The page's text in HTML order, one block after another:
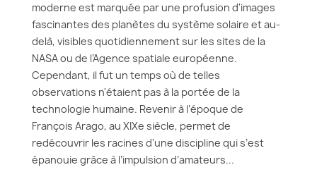
moderne est marquée par une profusion d'images
fascinantes des planètes du système solaire et au-
delà, visibles quotidiennement sur les sites de la
NASA ou de l’Agence spatiale européenne.
Cependant, il fut un temps où de telles
observations n'étaient pas à la portée de la
technologie humaine. Revenir à l’époque de
François Arago, au XIXe siècle, permet de
redécouvrir les racines d'une discipline qui s’est
épanouie grâce à l’impulsion d’amateurs...